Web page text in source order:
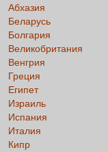
Абхазия
Беларусь
Болгария
Великобритания
Венгрия
Греция
Египет
Израиль
Испания
Италия
Кипр